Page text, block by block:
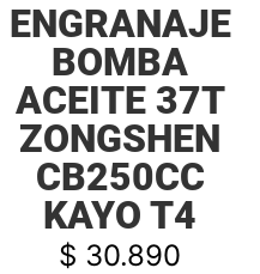
ENGRANAJE
BOMBA
ACEITE 37T
ZONGSHEN
CB250CC
KAYO T4
$ 30.890